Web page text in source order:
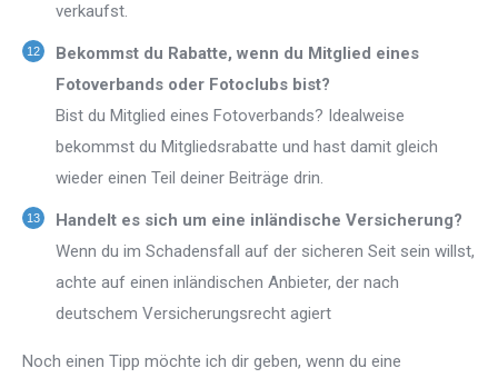
verkaufst.
Bekommst du Rabatte, wenn du Mitglied eines
Fotoverbands oder Fotoclubs bist?
Bist du Mitglied eines Fotoverbands? Idealweise
bekommst du Mitgliedsrabatte und hast damit gleich
wieder einen Teil deiner Beiträge drin.
Handelt es sich um eine inländische Versicherung?
Wenn du im Schadensfall auf der sicheren Seit sein willst,
achte auf einen inländischen Anbieter, der nach
deutschem Versicherungsrecht agiert
Noch einen Tipp möchte ich dir geben, wenn du eine